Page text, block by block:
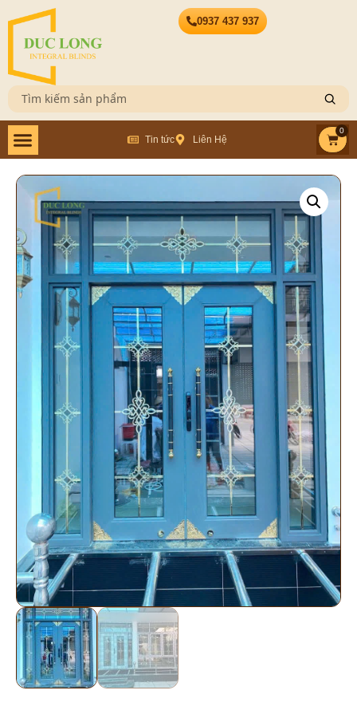
0937 437 937
Tin tức Liên Hệ
0